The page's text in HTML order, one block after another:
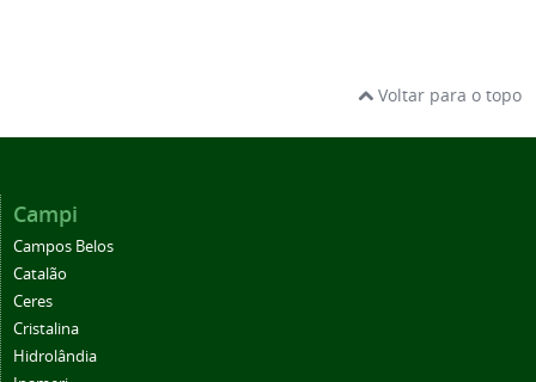
Voltar para o topo
Campi
Campos Belos
Catalão
Ceres
Cristalina
Hidrolândia